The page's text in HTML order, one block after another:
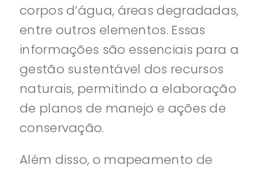
corpos d’água, áreas degradadas,
entre outros elementos. Essas
informações são essenciais para a
gestão sustentável dos recursos
naturais, permitindo a elaboração
de planos de manejo e ações de
conservação.
Além disso, o mapeamento de